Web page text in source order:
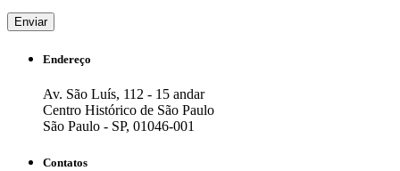
Endereço
Av. São Luís, 112 - 15 andar
Centro Histórico de São Paulo
São Paulo - SP, 01046-001
Contatos